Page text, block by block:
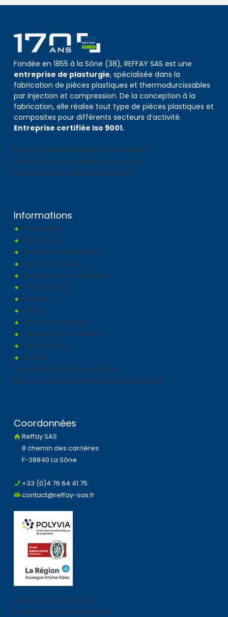
Fondée en 1855 à la Sône (38), REFFAY SAS est une
entreprise de plasturgie, spécialisée dans la
fabrication de pièces plastiques et thermodurcissables
par injection et compression. De la conception à la
fabrication, elle réalise tout type de pièces plastiques et
composites pour différents secteurs d’activité.
Entreprise certifiée Iso 9001.
Fabricant pièces plastiques industrielles
Fabrication pièce plastique sur mesure
Moulage piece plastique ferroviaire
Informations
Présentation
Historique
De l'idée à la réalisation
Injection plastique
Moulage par compression
Impression 3D
Marchés
Clients
Dernières actualités
Galerie photos & vidéos
Parc Machine
Qualité
Sous traitant injection plastique
Fabricant de boite plastique et bac plastique
Coordonnées
Reffay SAS
8 chemin des carrières
F-38840 La Sône
+33 (0)4 76 64 41 75
contact@reffay-sas.fr
Entreprise de plasturgie
Entreprise injection plastique